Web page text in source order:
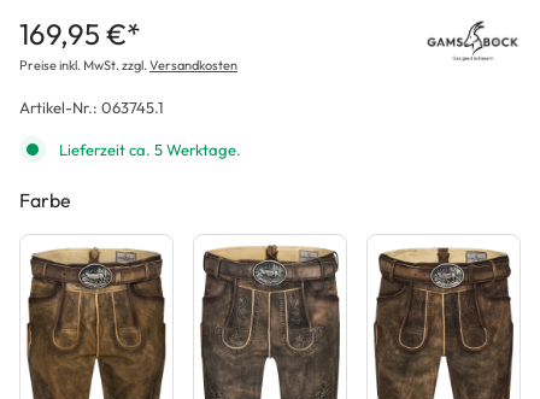
169,95 €*
Preise inkl. MwSt. zzgl.Versandkosten
Artikel-Nr.: 063745.1
Lieferzeit ca. 5 Werktage.
Farbe